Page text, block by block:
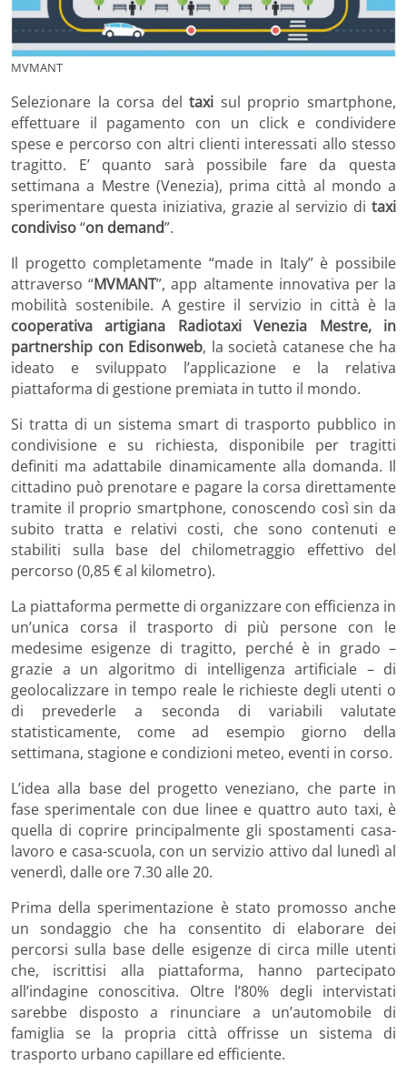
MVMANT
Selezionare la corsa deltaxi sul proprio smartphone,
effettuare il pagamento con un click e condividere
spese e percorso con altri clienti interessati allo stesso
tragitto. E’ quanto sarà possibile fare da questa
settimana a Mestre (Venezia), prima città al mondo a
sperimentare questa iniziativa, grazie al servizio di taxi
condiviso“on demand”.
Il progetto completamente “made in Italy” è possibile
attraverso “MVMANT”, app altamente innovativa per la
mobilità sostenibile. A gestire il servizio in città è la
cooperativa artigiana Radiotaxi Venezia Mestre, in
partnership con Edisonweb, la società catanese che ha
ideato e sviluppato l’applicazione e la relativa
piattaforma di gestione premiata in tutto il mondo.
Si tratta di un sistema smart di trasporto pubblico in
condivisione e su richiesta, disponibile per tragitti
definiti ma adattabile dinamicamente alla domanda. Il
cittadino può prenotare e pagare la corsa direttamente
tramite il proprio smartphone, conoscendo così sin da
subito tratta e relativi costi, che sono contenuti e
stabiliti sulla base del chilometraggio effettivo del
percorso (0,85 € al kilometro).
La piattaforma permette di organizzare con efficienza in
un’unica corsa il trasporto di più persone con le
medesime esigenze di tragitto, perché è in grado –
grazie a un algoritmo di intelligenza artificiale – di
geolocalizzare in tempo reale le richieste degli utenti o
di prevederle a seconda di variabili valutate
statisticamente, come ad esempio giorno della
settimana, stagione e condizioni meteo, eventi in corso.
L’idea alla base del progetto veneziano, che parte in
fase sperimentale con due linee e quattro auto taxi, è
quella di coprire principalmente gli spostamenti casa-
lavoro e casa-scuola, con un servizio attivo dal lunedì al
venerdì, dalle ore 7.30 alle 20.
Prima della sperimentazione è stato promosso anche
un sondaggio che ha consentito di elaborare dei
percorsi sulla base delle esigenze di circa mille utenti
che, iscrittisi alla piattaforma, hanno partecipato
all’indagine conoscitiva. Oltre l’80% degli intervistati
sarebbe disposto a rinunciare a un’automobile di
famiglia se la propria città offrisse un sistema di
trasporto urbano capillare ed efficiente.